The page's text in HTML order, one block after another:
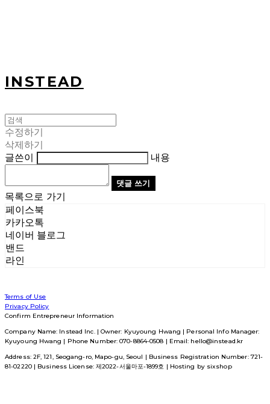
INSTEAD
수정하기
삭제하기
글쓴이
내용
댓글 쓰기
목록으로 가기
페이스북
카카오톡
네이버 블로그
밴드
라인
Terms of Use
Privacy Policy
Confirm Entrepreneur Information
Company Name: Instead Inc. | Owner: Kyuyoung Hwang | Personal Info Manager:
Kyuyoung Hwang | Phone Number: 070-8864-0508 | Email: hello@instead.kr
Address: 2F, 121, Seogang-ro, Mapo-gu, Seoul | Business Registration Number: 721-
81-02220| Business License: 제2022-서울마포-1899호 | Hosting by sixshop